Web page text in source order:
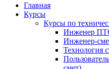
Главная
Курсы
Курсы по
Инженер
Инженер-
Технология